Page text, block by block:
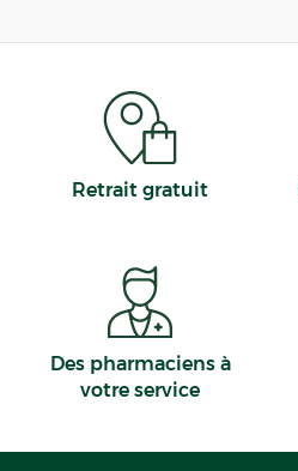
Retrait gratuit
Des pharmaciens à
votre service